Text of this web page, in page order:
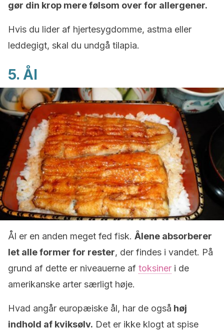
gør din krop mere følsom over for allergener.
Hvis du lider af hjertesygdomme, astma eller
leddegigt, skal du undgå tilapia.
5. Ål
Ål er en anden meget fed fisk. Ålene absorberer
let alle former for rester, der findes i vandet. På
grund af dette er niveauerne af toksiner i de
amerikanske arter særligt høje.
Hvad angår europæiske ål, har de også høj
indhold af kviksølv. Det er ikke klogt at spise